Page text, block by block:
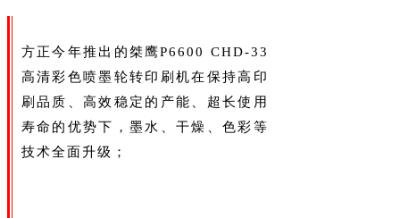
方正今年推出的桀鹰P6600 CHD-33
高清彩色喷墨轮转印刷机在保持高印
刷品质、高效稳定的产能、超长使用
寿命的优势下，墨水、干燥、色彩等
技术全面升级；